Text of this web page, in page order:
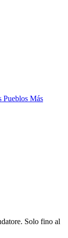
Pueblos Más
Solo fino al